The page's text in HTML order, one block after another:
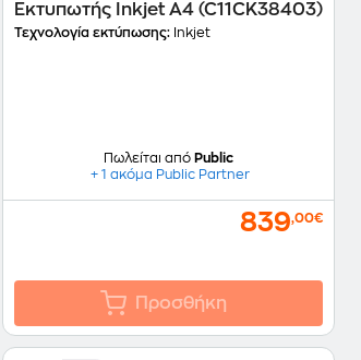
Εκτυπωτής Inkjet Α4 (C11CK38403)
Τεχνολογία εκτύπωσης:Inkjet
Πωλείται από Public
+ 1 ακόμα Public Partner
839,00€
Προσθήκη